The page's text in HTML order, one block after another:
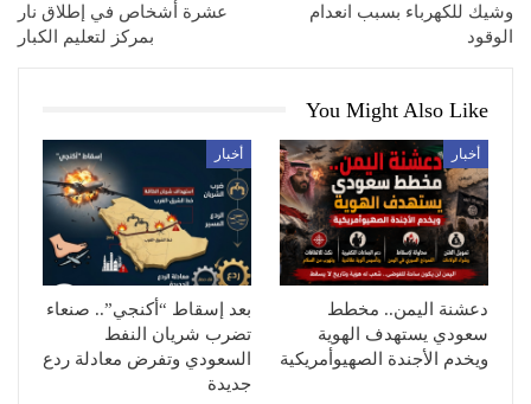
وشيك للكهرباء بسبب انعدام
الوقود
عشرة أشخاص في إطلاق نار
بمركز لتعليم الكبار
You Might Also Like
أخبار
دعشنة اليمن.. مخطط
سعودي يستهدف الهوية
ويخدم الأجندة الصهيوأمريكية
أخبار
بعد إسقاط “أكنجي”.. صنعاء
تضرب شريان النفط
السعودي وتفرض معادلة ردع
جديدة